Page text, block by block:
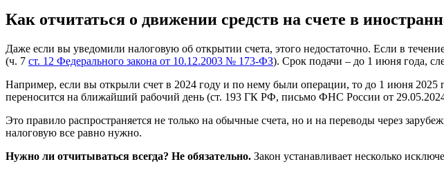
Как отчитаться о движении средств на счете в
Даже если вы уведомили налоговую об открытии счета, этого недостаточно. Если в
(ч. 7 ст. 12 Федерального закона от 10.12.2003 № 173-ФЗ). Срок подачи – до 1 июня года,
Например, если вы открыли счет в 2024 году и по нему были операции, то до 1 июня 2025
переносится на ближайший рабочий день (ст. 193 ГК РФ, письмо ФНС России от
Это правило распространяется не только на обычные счета, но и на переводы через
налоговую все равно нужно.
Нужно ли отчитываться всегда? Не обязательно. Закон устанавливает несколько